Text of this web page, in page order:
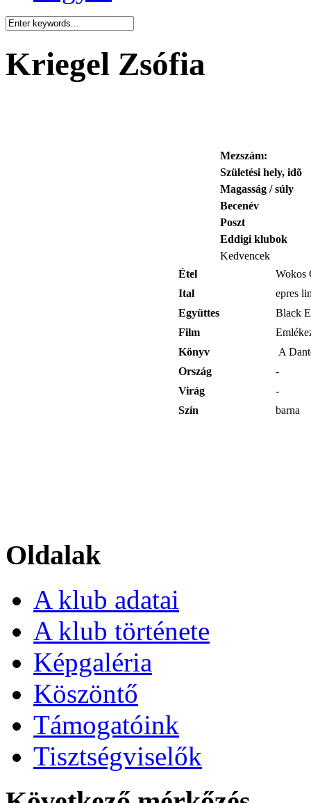
Kriegel Zsófia
Mezszám:
Születési hely, idõ
Magasság / súly
Becenév
Poszt
Eddigi klubok
Kedvencek
Étel
Wokos
Ital
epres
Együttes
Black
Film
Könyv
A
Ország
-
Virág
-
Szín
barna
Oldalak
A klub adatai
A klub története
Képgaléria
Köszöntő
Támogatóink
Tisztségviselők